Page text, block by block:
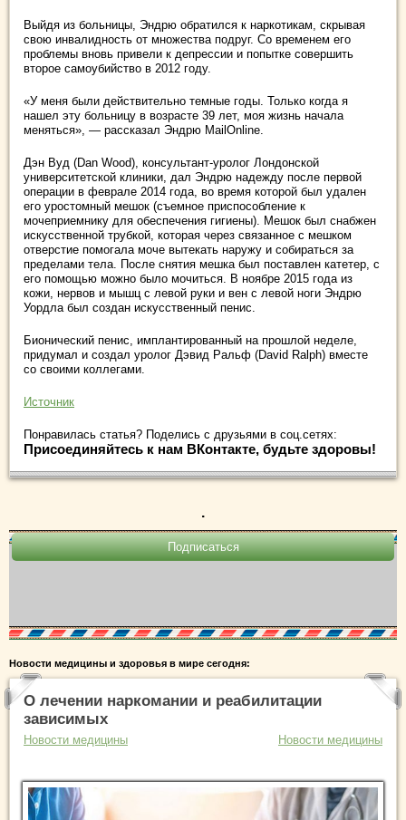
Выйдя из больницы, Эндрю обратился к наркотикам, скрывая
свою инвалидность от множества подруг. Со временем его
проблемы вновь привели к депрессии и попытке совершить
второе самоубийство в 2012 году.
«У меня были действительно темные годы. Только когда я
нашел эту больницу в возрасте 39 лет, моя жизнь начала
меняться», — рассказал Эндрю MailOnline.
Дэн Вуд (Dan Wood), консультант-уролог Лондонской
университетской клиники, дал Эндрю надежду после первой
операции в феврале 2014 года, во время которой был удален
его уростомный мешок (съемное приспособление к
мочеприемнику для обеспечения гигиены). Мешок был снабжен
искусственной трубкой, которая через связанное с мешком
отверстие помогала моче вытекать наружу и собираться за
пределами тела. После снятия мешка был поставлен катетер, с
его помощью можно было мочиться. В ноябре 2015 года из
кожи, нервов и мышц с левой руки и вен с левой ноги Эндрю
Уордла был создан искусственный пенис.
Бионический пенис, имплантированный на прошлой неделе,
придумал и создал уролог Дэвид Ральф (David Ralph) вместе
со своими коллегами.
Источник
Понравилась статья? Поделись с друзьями в соц.сетях:
Присоединяйтесь к нам ВКонтакте, будьте здоровы!
.
Новости медицины и здоровья в мире сегодня:
О лечении наркомании и реабилитации
зависимых
Новости медицины Новости медицины